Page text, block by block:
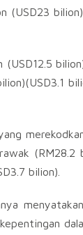
(USD23
(USD12.5
(RM28.2
bilion).